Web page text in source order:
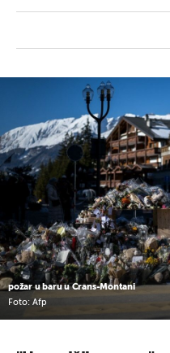
požar u baru u Crans-Montani
Foto: Afp